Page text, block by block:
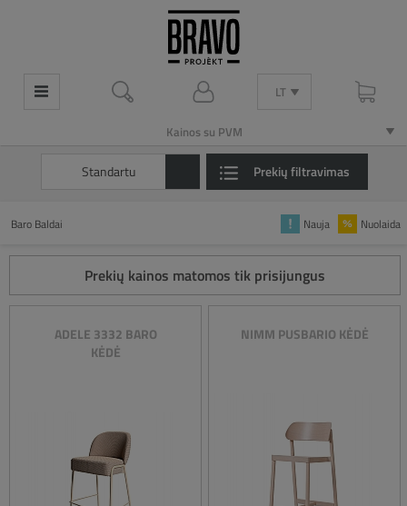
LT
Kainos su PVM
Standartu Prekių filtravimas
Baro Baldai Nauja Nuolaida
Prekių kainos matomos tik prisijungus
ADELE 3332 BARO
KĖDĖ
NIMM PUSBARIO KĖDĖ